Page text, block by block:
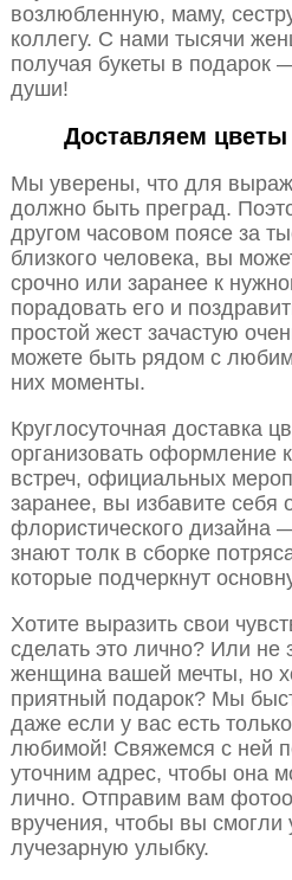
возлюбленную, маму,
коллегу. С нами тысячи
получая букеты в подарок
души!
Доставляем цветы
Мы уверены, что для
должно быть преград.
другом часовом поясе за
близкого человека, вы
срочно или заранее к
порадовать его и
простой жест зачастую
можете быть рядом с
них моменты.
Круглосуточная доставка
организовать оформление
встреч, официальных
заранее, вы избавите себя
флористического дизайна
знают толк в сборке
которые подчеркнут
Хотите выразить свои
сделать это лично? Или не
женщина вашей мечты, но
приятный подарок? Мы
даже если у вас есть
любимой! Свяжемся с ней
уточним адрес, чтобы она
лично. Отправим вам
вручения, чтобы вы смогли
лучезарную улыбку.